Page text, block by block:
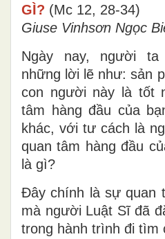
GÌ? (Mc 12, 28-34)
Giuse Vinhsơn Ngọc
Ngày nay, người
những lời lẽ như: sản
con người này là tốt
tâm hàng đầu của
khác, với tư cách là
quan tâm hàng đầu
là gì?
Đây chính là sự quan
mà người Luật Sĩ đã
trong hành trình đi tìm